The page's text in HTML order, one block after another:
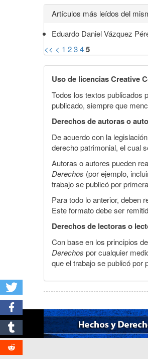
Detalles
del
artículo
Artículos más leídos del
Eduardo Daniel Vázquez
<< < 1 2345
Uso de licencias Creative
Todos los textos publicados
publicado, siempre que
Derechos de autoras o
De acuerdo con la
derecho patrimonial, el
Autoras o autores pueden
Derechos (por ejemplo,
trabajo se publicó por
Para todo lo anterior, deben
Este formato debe ser
Derechos de lectoras o
Con base en los principios
Derechos por cualquier
que el trabajo se publicó por